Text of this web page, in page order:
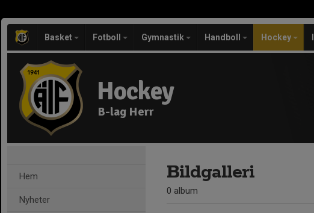
Basket Fotboll Gymnastik Handboll Hockey
Hockey
B-lag Herr
Hem
Nyheter
Bildgalleri
0 album